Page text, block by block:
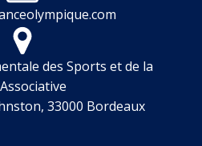
des Sports et de la
33000 Bordeaux